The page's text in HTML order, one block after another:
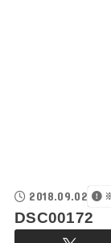
2018.09.02
DSC00172